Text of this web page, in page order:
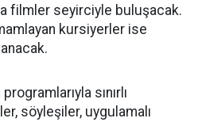
filmler seyirciyle buluşacak.
kursiyerler ise
sınırlı
söyleşiler, uygulamalı